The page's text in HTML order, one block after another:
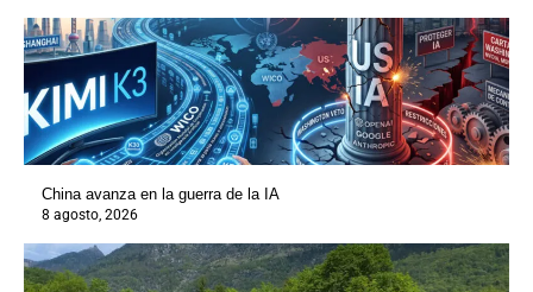
China avanza en la guerra de la IA
8 agosto, 2026